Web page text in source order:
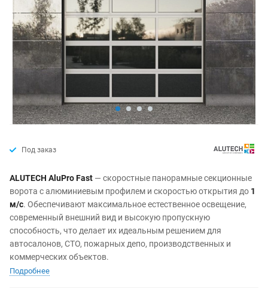
Под заказ
ALUTECH AluPro Fast — скоростные панорамные секционные
ворота с алюминиевым профилем и скоростью открытия до 1
м/с. Обеспечивают максимальное естественное освещение,
современный внешний вид и высокую пропускную
способность, что делает их идеальным решением для
автосалонов, СТО, пожарных депо, производственных и
коммерческих объектов.
Подробнее